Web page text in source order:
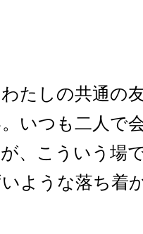
たしの共通の
いつも二人で
、こういう場
ような落ち着